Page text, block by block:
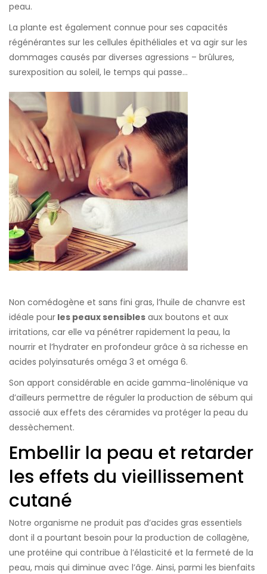
peau.
La plante est également connue pour ses capacités
régénérantes sur les cellules épithéliales et va agir sur les
dommages causés par diverses agressions – brûlures,
surexposition au soleil, le temps qui passe…
Non comédogène et sans fini gras, l’huile de chanvre est
idéale pour les peaux sensibles aux boutons et aux
irritations, car elle va pénétrer rapidement la peau, la
nourrir et l’hydrater en profondeur grâce à sa richesse en
acides polyinsaturés oméga 3 et oméga 6.
Son apport considérable en acide gamma-linolénique va
d’ailleurs permettre de réguler la production de sébum qui
associé aux effets des céramides va protéger la peau du
dessèchement.
Embellir la peau et retarder
les effets du vieillissement
cutané
Notre organisme ne produit pas d’acides gras essentiels
dont il a pourtant besoin pour la production de collagène,
une protéine qui contribue à l’élasticité et la fermeté de la
peau, mais qui diminue avec l’âge. Ainsi, parmi les bienfaits